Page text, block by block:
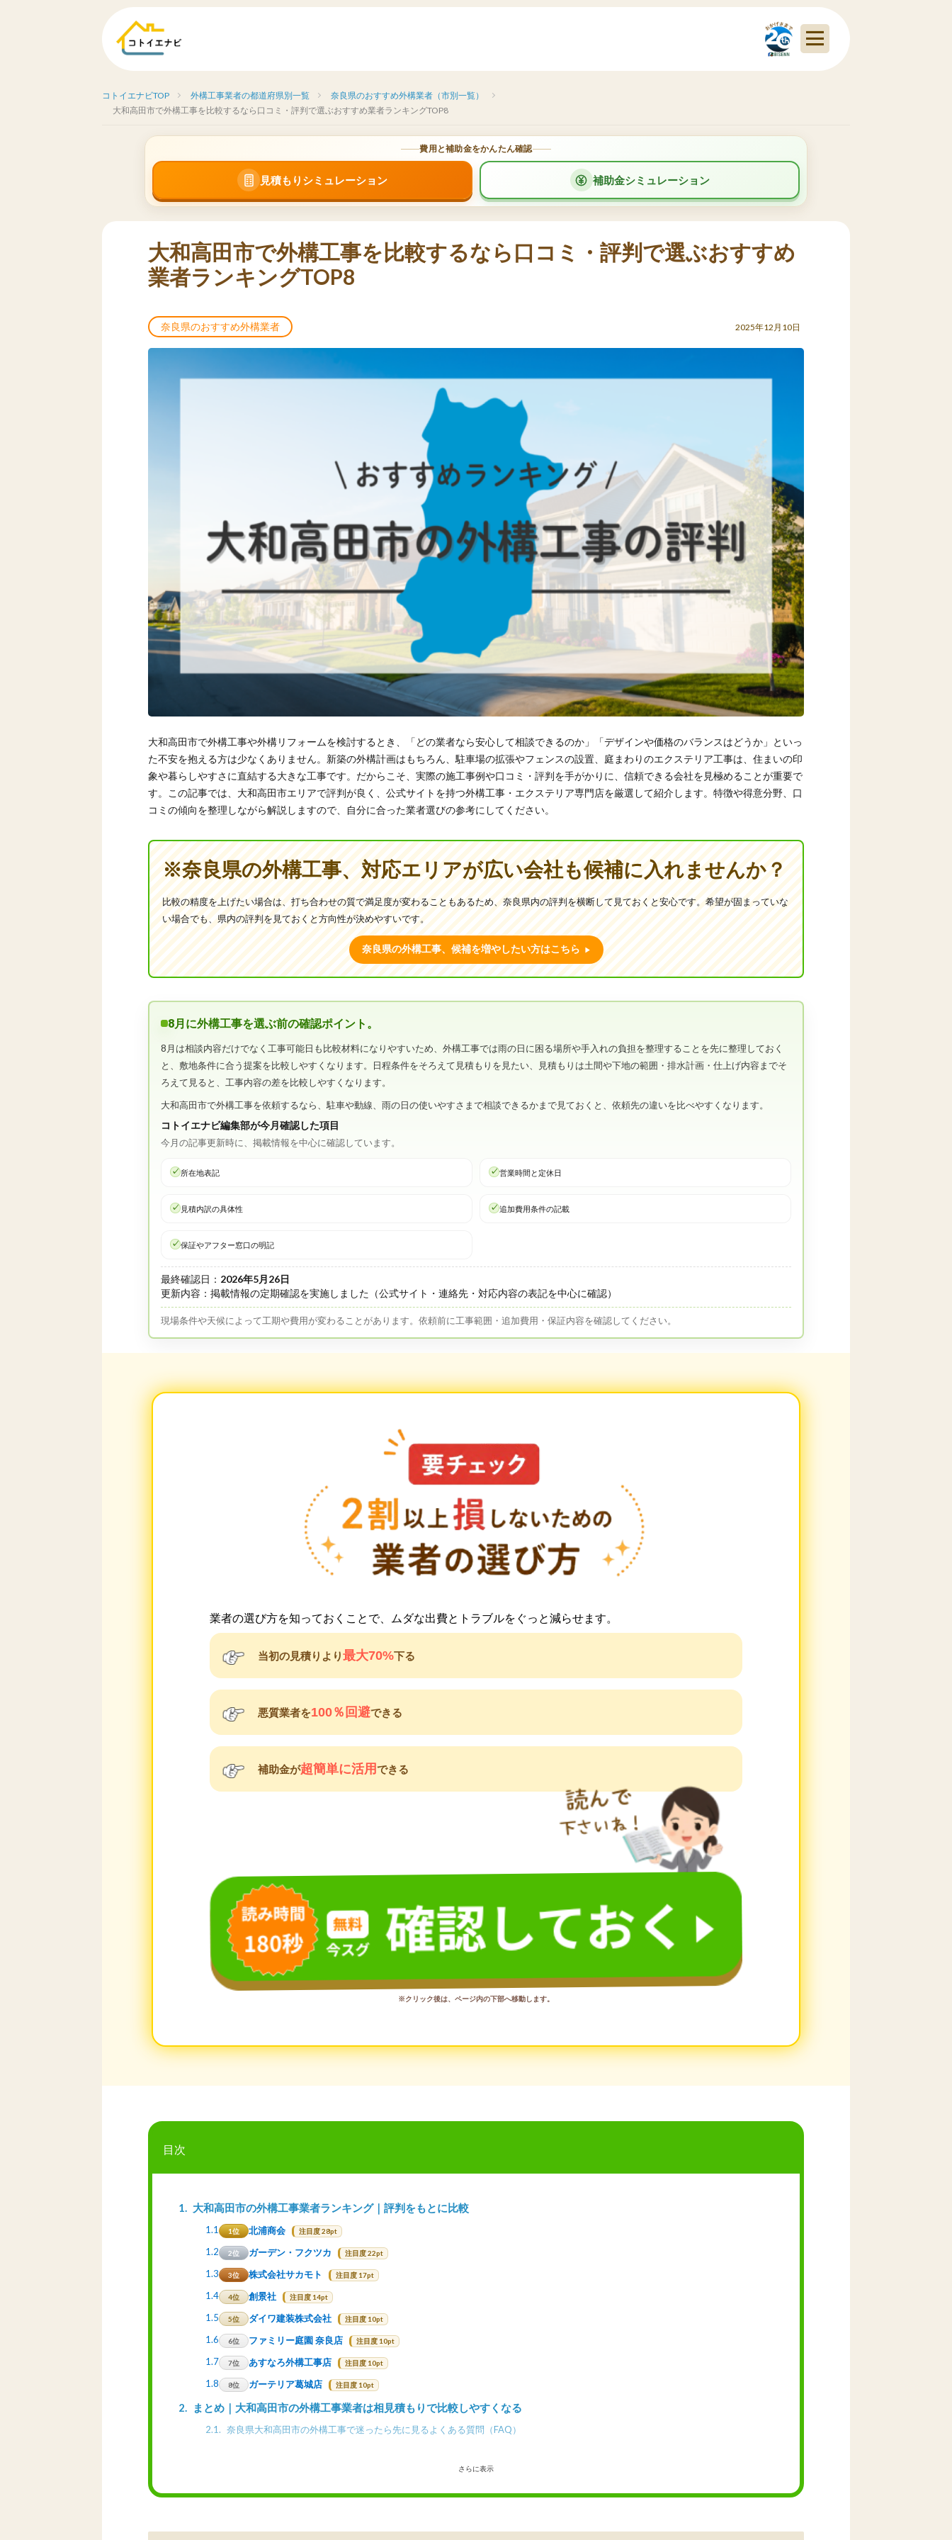
コトイエナビTOP 外構工事業者の都道府県別一覧
奈良県のおすすめ外構業者（市別一覧）
大和高田市で外構工事を比較するなら口コミ・評判で選ぶおすすめ業者ランキングTOP8
費用と補助金をかんたん確認
見積もりシミュレーション 補助金シミュレーション
大和高田市で外構工事を比較するなら口コミ・評判で選ぶおすすめ
業者ランキングTOP8
奈良県のおすすめ外構業者 2025年12月10日
大和高田市で外構工事や外構リフォームを検討するとき、「どの業者なら安心して相談できるのか」「デザインや価格のバランスはどうか」といっ
た不安を抱える方は少なくありません。新築の外構計画はもちろん、駐車場の拡張やフェンスの設置、庭まわりのエクステリア工事は、住まいの印
象や暮らしやすさに直結する大きな工事です。だからこそ、実際の施工事例や口コミ・評判を手がかりに、信頼できる会社を見極めることが重要で
す。この記事では、大和高田市エリアで評判が良く、公式サイトを持つ外構工事・エクステリア専門店を厳選して紹介します。特徴や得意分野、口
コミの傾向を整理しながら解説しますので、自分に合った業者選びの参考にしてください。
※奈良県の外構工事、対応エリアが広い会社も候補に入れませんか？
比較の精度を上げたい場合は、打ち合わせの質で満足度が変わることもあるため、奈良県内の評判を横断して見ておくと安心です。希望が固まっていな
い場合でも、県内の評判を見ておくと方向性が決めやすいです。
奈良県の外構工事、候補を増やしたい方はこちら
8月に外構工事を選ぶ前の確認ポイント。
8月は相談内容だけでなく工事可能日も比較材料になりやすいため、外構工事では雨の日に困る場所や手入れの負担を整理することを先に整理しておく
と、敷地条件に合う提案を比較しやすくなります。日程条件をそろえて見積もりを見たい、見積もりは土間や下地の範囲・排水計画・仕上げ内容までそ
ろえて見ると、工事内容の差を比較しやすくなります。
大和高田市で外構工事を依頼するなら、駐車や動線、雨の日の使いやすさまで相談できるかまで見ておくと、依頼先の違いを比べやすくなります。
コトイエナビ編集部が今月確認した項目
今月の記事更新時に、掲載情報を中心に確認しています。
所在地表記 営業時間と定休日
見積内訳の具体性 追加費用条件の記載
保証やアフター窓口の明記
最終確認日： 2026年5月26日
更新内容：掲載情報の定期確認を実施しました（公式サイト・連絡先・対応内容の表記を中心に確認）
現場条件や天候によって工期や費用が変わることがあります。依頼前に工事範囲・追加費用・保証内容を確認してください。
業者の選び方を知っておくことで、ムダな出費とトラブルをぐっと減らせます。
当初の見積りより最大70%下る
悪質業者を100％回避できる
補助金が超簡単に活用できる
※クリック後は、ページ内の下部へ移動します。
目次
1 大和高田市の外構工事業者ランキング｜評判をもとに比較
1.1 1位 北浦商会 注目度 28pt
1.2 2位 ガーデン・フクツカ 注目度 22pt
1.3 3位 株式会社サカモト 注目度 17pt
1.4 4位 創景社 注目度 14pt
1.5 5位 ダイワ建装株式会社 注目度 10pt
1.6 6位 ファミリー庭園 奈良店 注目度 10pt
1.7 7位 あすなろ外構工事店 注目度 10pt
1.8 8位 ガーテリア葛城店 注目度 10pt
2 まとめ｜大和高田市の外構工事業者は相見積もりで比較しやすくなる
2.1 奈良県大和高田市の外構工事で迷ったら先に見るよくある質問（FAQ）
さらに表示